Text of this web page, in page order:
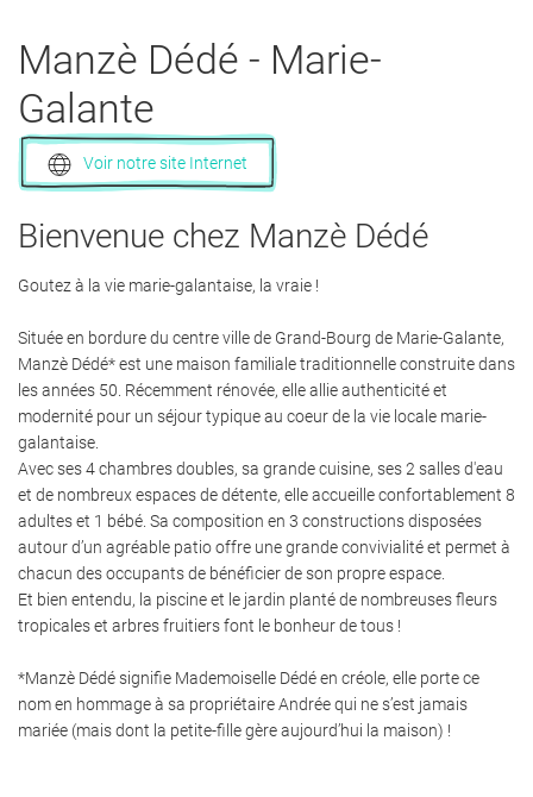
Manzè Dédé - Marie-
Galante
Voir notre site Internet
Bienvenue chez Manzè Dédé
Goutez à la vie marie-galantaise, la vraie !
Située en bordure du centre ville de Grand-Bourg de Marie-Galante,
Manzè Dédé* est une maison familiale traditionnelle construite dans
les années 50. Récemment rénovée, elle allie authenticité et
modernité pour un séjour typique au coeur de la vie locale marie-
galantaise.
Avec ses 4 chambres doubles, sa grande cuisine, ses 2 salles d'eau
et de nombreux espaces de détente, elle accueille confortablement 8
adultes et 1 bébé. Sa composition en 3 constructions disposées
autour d’un agréable patio offre une grande convivialité et permet à
chacun des occupants de bénéficier de son propre espace.
Et bien entendu, la piscine et le jardin planté de nombreuses fleurs
tropicales et arbres fruitiers font le bonheur de tous !
*Manzè Dédé signifie Mademoiselle Dédé en créole, elle porte ce
nom en hommage à sa propriétaire Andrée qui ne s’est jamais
mariée (mais dont la petite-fille gère aujourd’hui la maison) !